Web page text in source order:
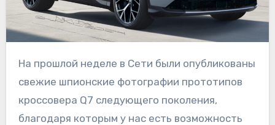
На прошлой неделе в Сети были опубликованы
свежие шпионские фотографии прототипов
кроссовера Q7 следующего поколения,
благодаря которым у нас есть возможность